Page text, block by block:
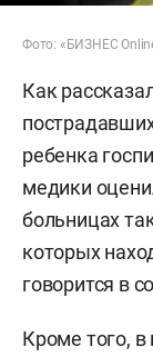
Фото: «БИЗНЕС
Как
ребенка
медики
больницах
которых
говорится в
Кроме того, в